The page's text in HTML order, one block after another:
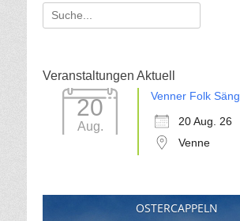
Suche
für:
Veranstaltungen Aktuell
20
Aug.
Venner Folk
20 Aug. 26
Venne
OSTERCAPPELN